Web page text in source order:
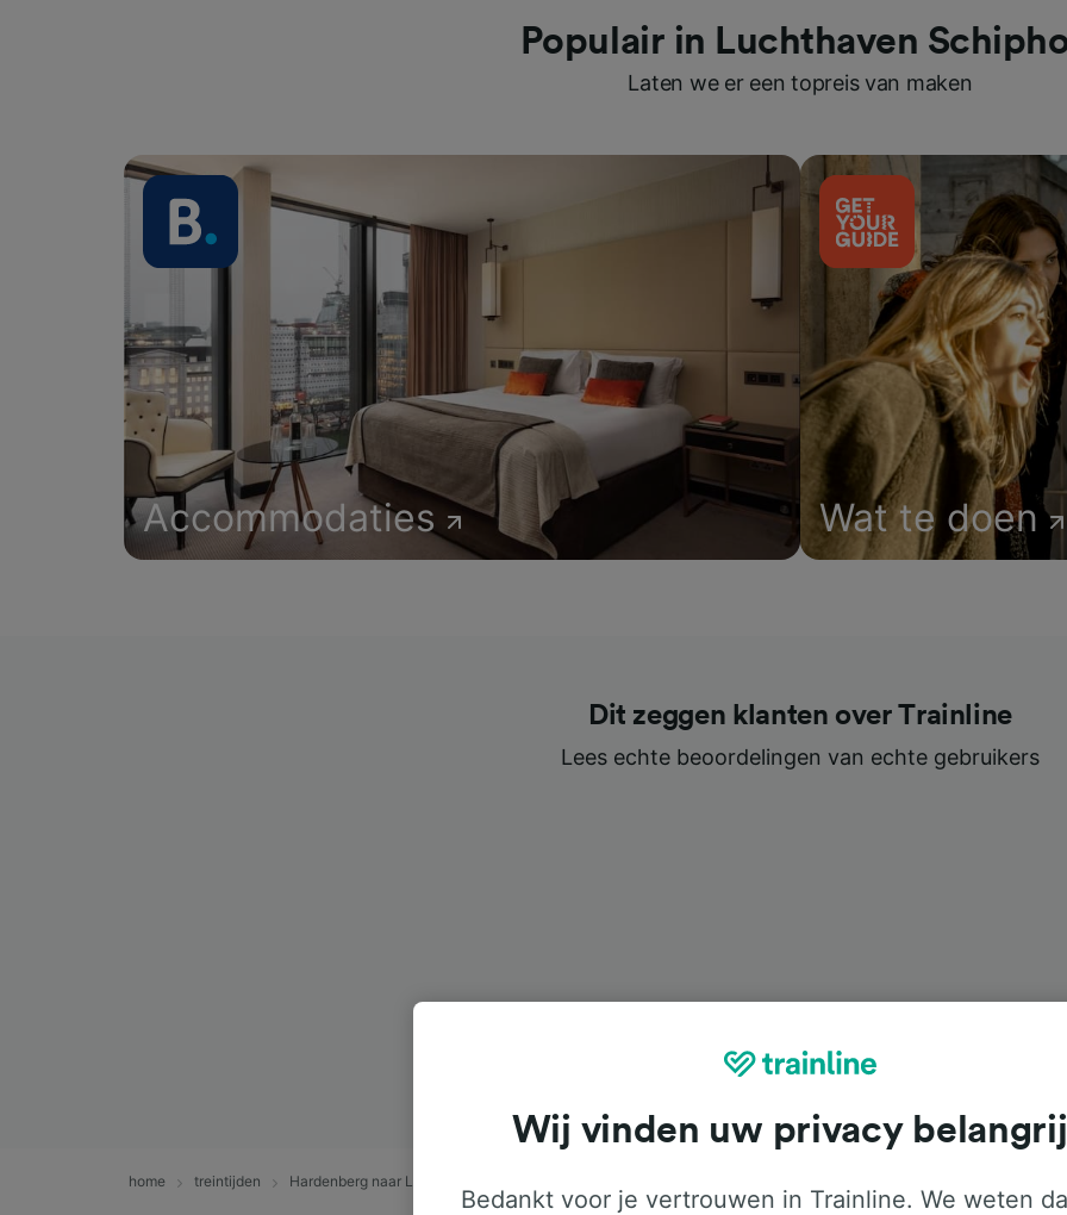
Populair in Luchthaven
Laten we er een topreis van maken
Accommodaties Wat te doen
Dit zeggen klanten over Trainline
Lees echte beoordelingen van echte gebruikers
home treintijden Hardenberg naar Luchthaven Schiphol
Wij vinden uw privacy
Bedankt voor je vertrouwen in Trainline. We weten